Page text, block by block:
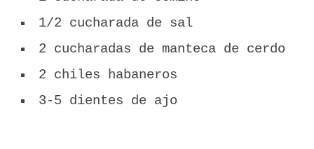
1/2 cucharada de sal
2 cucharadas de manteca de cerdo
2 chiles habaneros
3-5 dientes de ajo